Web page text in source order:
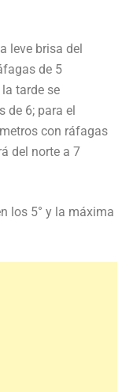
leve brisa del
de 5
tarde se
de 6; para el
con ráfagas
del norte a 7
los 5° y la máxima